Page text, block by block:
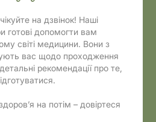
на дзвінок! Наші
готові допомогти вам
світі медицини. Вони з
вас щодо проходження
рекомендації про те,
на потім – довіртеся